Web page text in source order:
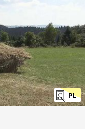
PL